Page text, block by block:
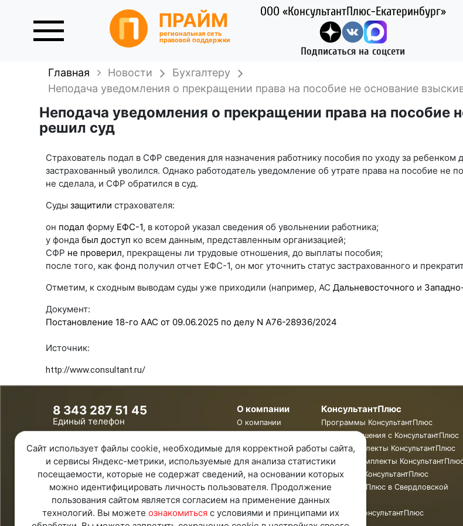
ПРАЙМ
региональная сеть
правовой поддержки
ООО «КонсультантПлюс-Екатеринбург»
Подписаться на соцсети
Главная Новости
Бухгалтеру
Неподача уведомления о прекращении права на пособие не основание
Неподача уведомления о прекращении права на пособие
решил суд
Страхователь подал в СФР сведения для назначения работнику пособия по уходу за
застрахованный уволился. Однако работодатель уведомление об утрате права на пособие не
не сделала, и СФР обратился в суд.
Судызащитили страхователя:
он подал форму ЕФС-1, в которой указал сведения об увольнении работника;
у фондабыл доступ ко всем данным, представленным организацией;
СФР не проверил, прекращены ли трудовые отношения, до выплаты пособия;
после того, как фонд получил отчет ЕФС-1, он мог уточнить статус застрахованного и
Отметим, к сходным выводам суды уже приходили (например, АСДальневосточного и
Документ:
Постановление 18-го ААС от 09.06.2025 по делу N А76-28936/2024
Источник:
http://www.consultant.ru/
8 343 287 51 45
Единый телефон
8 800 100 00 78
Бесплатно по России
Обратная связь
Удаленная поддержка
Политика конфиденциальности
Политика обработки персональных
данных
Карта Сайта
О компании
О компании
Вакансии
КонсультантПлюс
Программы КонсультантПлюс
Готовые решения с КонсультантПлюс
Смарт Комплекты КонсультантПлюс
Жесткие Комплекты
Бюллетень КонсультантПлюс
КонсультантПлюс в Свердловской
области
Обучение КонсультантПлюс
Сайт использует файлы cookie, необходимые для корректной работы сайта,
и сервисы Яндекс-метрики, используемые для анализа статистики
посещаемости, которые не содержат сведений, на основании которых
можно идентифицировать личность пользователя. Продолжение
пользования сайтом является согласием на применение данных
технологий. Вы можете ознакомитьсяс условиями и принципами их